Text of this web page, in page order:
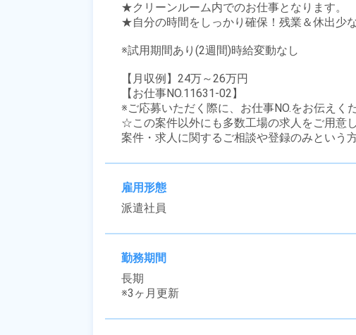
★クリーンルーム内でのお仕事となります。
★自分の時間をしっかり確保！残業＆休出少な
※試用期間あり(2週間)時給変動なし
【月収例】24万～26万円
【お仕事NO.11631-02】
※ご応募いただく際に、お仕事NO.をお伝えく
☆この案件以外にも多数工場の求人をご用意
案件・求人に関するご相談や登録のみという
雇用形態
派遣社員
勤務期間
長期
※3ヶ月更新